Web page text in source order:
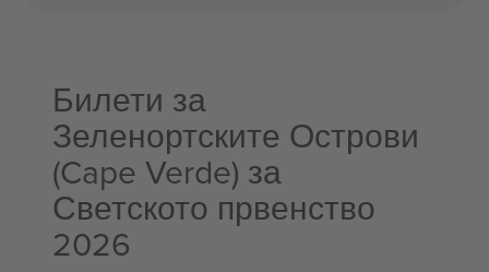
Билети за
Зеленортските Острови
(Cape Verde) за
Светското првенство
2026